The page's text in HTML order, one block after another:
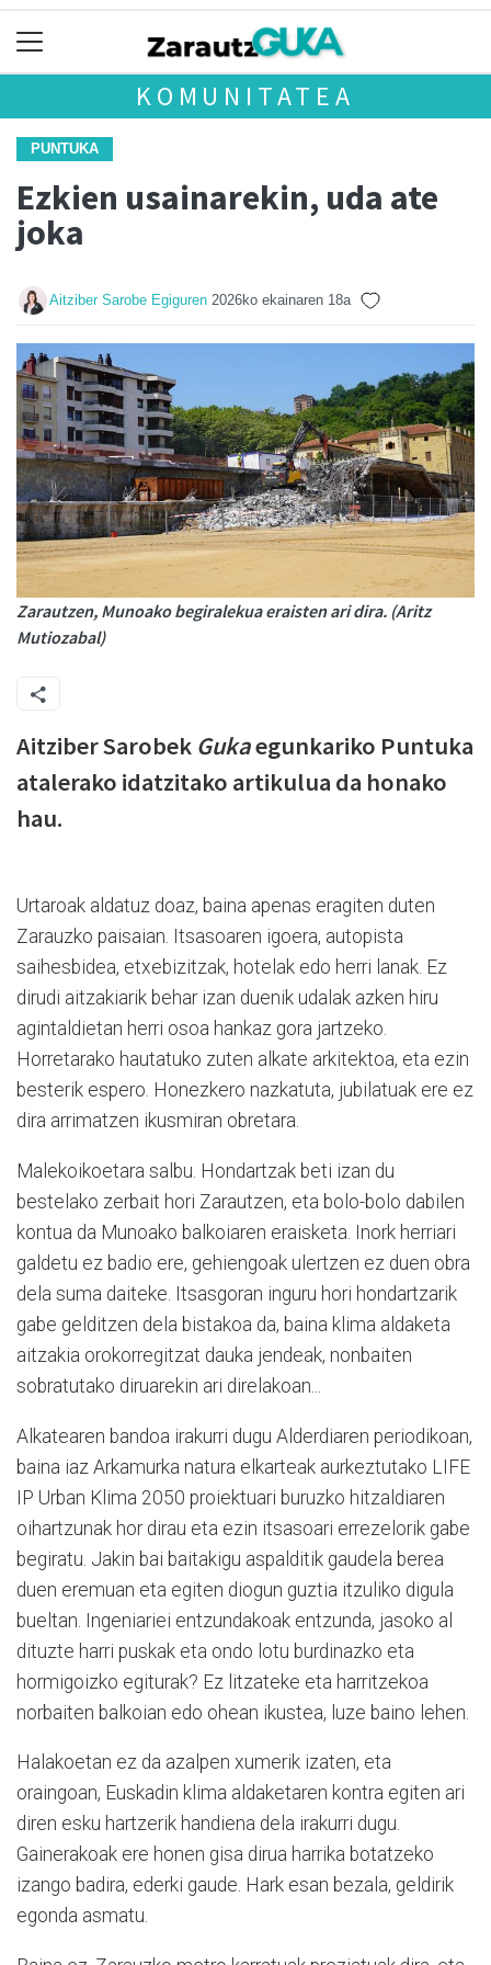
KOMUNITATEA
PUNTUKA
Ezkien usainarekin, uda ate
joka
Aitziber Sarobe Egiguren 2026ko ekainaren 18a
Zarautzen, Munoako begiralekua eraisten ari dira. (Aritz
Mutiozabal)
Aitziber Sarobek Gukaegunkariko Puntuka
atalerako idatzitako artikulua da honako
hau.
Urtaroak aldatuz doaz, baina apenas eragiten duten
Zarauzko paisaian. Itsasoaren igoera, autopista
saihesbidea, etxebizitzak, hotelak edo herri lanak. Ez
dirudi aitzakiarik behar izan duenik udalak azken hiru
agintaldietan herri osoa hankaz gora jartzeko.
Horretarako hautatuko zuten alkate arkitektoa, eta ezin
besterik espero. Honezkero nazkatuta, jubilatuak ere ez
dira arrimatzen ikusmiran obretara.
Malekoikoetara salbu. Hondartzak beti izan du
bestelako zerbait hori Zarautzen, eta bolo-bolo dabilen
kontua da Munoako balkoiaren eraisketa. Inork herriari
galdetu ez badio ere, gehiengoak ulertzen ez duen obra
dela suma daiteke. Itsasgoran inguru hori hondartzarik
gabe gelditzen dela bistakoa da, baina klima aldaketa
aitzakia orokorregitzat dauka jendeak, nonbaiten
sobratutako diruarekin ari direlakoan...
Alkatearen bandoa irakurri dugu Alderdiaren periodikoan,
baina iaz Arkamurka natura elkarteak aurkeztutako LIFE
IP Urban Klima 2050 proiektuari buruzko hitzaldiaren
oihartzunak hor dirau eta ezin itsasoari errezelorik gabe
begiratu. Jakin bai baitakigu aspalditik gaudela berea
duen eremuan eta egiten diogun guztia itzuliko digula
bueltan. Ingeniariei entzundakoak entzunda, jasoko al
dituzte harri puskak eta ondo lotu burdinazko eta
hormigoizko egiturak? Ez litzateke eta harritzekoa
norbaiten balkoian edo ohean ikustea, luze baino lehen.
Halakoetan ez da azalpen xumerik izaten, eta
oraingoan, Euskadin klima aldaketaren kontra egiten ari
diren esku hartzerik handiena dela irakurri dugu.
Gainerakoak ere honen gisa dirua harrika botatzeko
izango badira, ederki gaude. Hark esan bezala, geldirik
egonda asmatu.